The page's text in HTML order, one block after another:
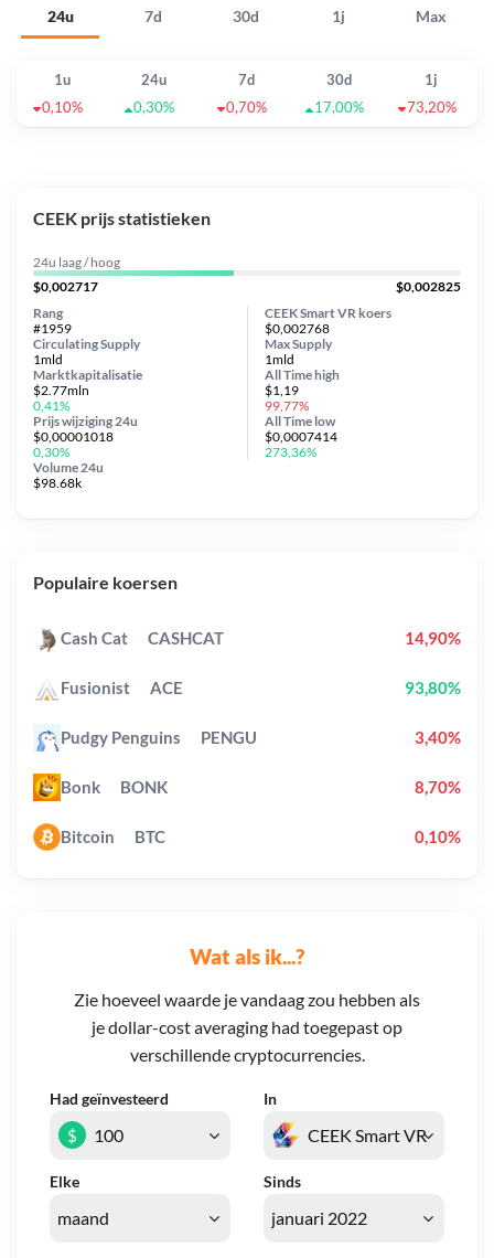
24u 7d 30d 1j Max
1u 24u 7d 30d
1j
0,10%
0,30% 0,70% 17,00% 73,20%
Wat als ik...?
Zie hoeveel waarde je vandaag zou hebben als
je dollar-cost averaging had toegepast op
verschillende cryptocurrencies.
Had geïnvesteerd In
Elke Sinds
$
CEEK prijs statistieken
24u laag / hoog
$0,002717
$0,002825
CEEK Smart VR koers
$0,002768
Circulating Supply
1mld
Prijs wijziging 24u
$0,00001018
0,30%
Max Supply
1mld
Marktkapitalisatie
$2.77mln
0,41%
Volume 24u
$98.68k
Rang
#1959
All Timehigh
$1,19
99,77%
All Time low
$0,0007414
273,36%
Populaire koersen
Cash Cat CASHCAT 14,90%
Fusionist ACE 93,80%
Pudgy Penguins PENGU 3,40%
Bonk BONK 8,70%
Bitcoin BTC 0,10%